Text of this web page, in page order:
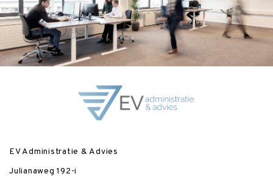
EV Administratie & Advies
Julianaweg 192-i